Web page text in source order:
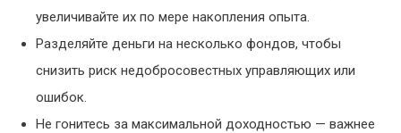
увеличивайте их по мере накопления опыта.
Разделяйте деньги на несколько фондов, чтобы
снизить риск недобросовестных управляющих или
ошибок.
Не гонитесь за максимальной доходностью — важнее